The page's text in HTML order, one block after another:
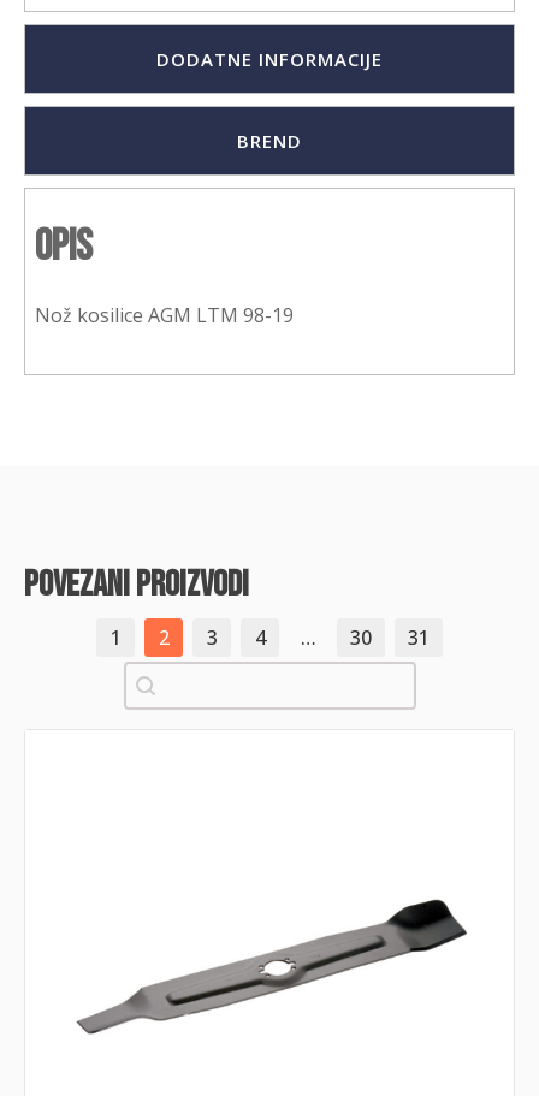
DODATNE INFORMACIJE
BREND
Opis
Nož kosilice AGM LTM 98-19
povezani proizvodi
1 2 3 4 … 30
31
Pretraži